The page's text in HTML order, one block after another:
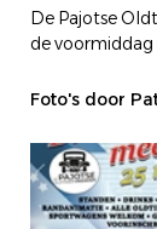
De Pajotse
de
Foto's door